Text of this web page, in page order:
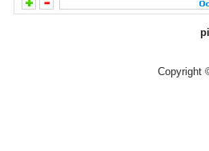
Copyright